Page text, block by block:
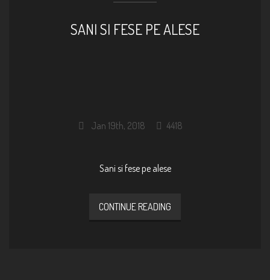
SANI SI FESE PE ALESE
Jan 19th, 2018 4418
Sani si fese pe alese
CONTINUE READING